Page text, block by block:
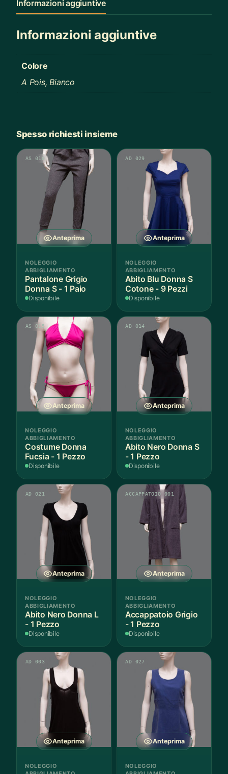
Informazioni aggiuntive
Informazioni aggiuntive
Colore
A Pois, Bianco
Spesso richiesti insieme
Anteprima
AS 010
NOLEGGIO
ABBIGLIAMENTO
Pantalone Grigio
Donna S - 1 Paio
Disponibile
Anteprima
AD 029
NOLEGGIO
ABBIGLIAMENTO
Abito Blu Donna S
Cotone - 9 Pezzi
Disponibile
Anteprima
AS 015
NOLEGGIO
ABBIGLIAMENTO
Costume Donna
Fucsia - 1 Pezzo
Disponibile
Anteprima
AD 014
NOLEGGIO
ABBIGLIAMENTO
Abito Nero Donna S
- 1 Pezzo
Disponibile
Anteprima
AD 021
NOLEGGIO
ABBIGLIAMENTO
Abito Nero Donna L
- 1 Pezzo
Disponibile
Anteprima
ACCAPPATOIO 001
NOLEGGIO
ABBIGLIAMENTO
Accappatoio Grigio
- 1 Pezzo
Disponibile
Anteprima
AD 003
NOLEGGIO
Anteprima
AD 027
NOLEGGIO